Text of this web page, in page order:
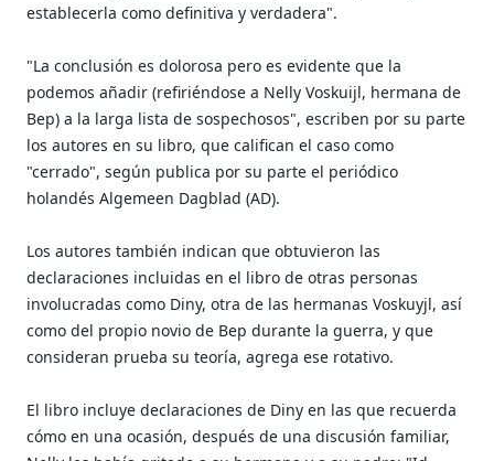
establecerla como definitiva y verdadera".
"La conclusión es dolorosa pero es evidente que la
podemos añadir (refiriéndose a Nelly Voskuijl, hermana de
Bep) a la larga lista de sospechosos", escriben por su parte
los autores en su libro, que califican el caso como
"cerrado", según publica por su parte el periódico
holandés Algemeen Dagblad (AD).
Los autores también indican que obtuvieron las
declaraciones incluidas en el libro de otras personas
involucradas como Diny, otra de las hermanas Voskuyjl, así
como del propio novio de Bep durante la guerra, y que
consideran prueba su teoría, agrega ese rotativo.
El libro incluye declaraciones de Diny en las que recuerda
cómo en una ocasión, después de una discusión familiar,